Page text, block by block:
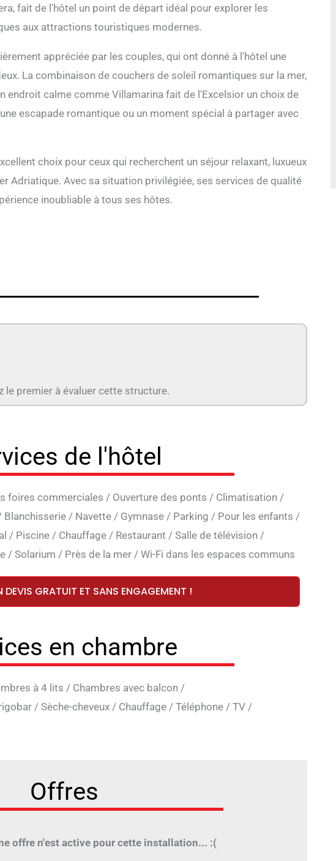
fait de l'hôtel un point de départ idéal pour explorer les
aux attractions touristiques modernes.
appréciée par les couples, qui ont donné à l'hôtel une
La combinaison de couchers de soleil romantiques sur la mer,
endroit calme comme Villamarina fait de l'Excelsior un choix de
escapade romantique ou un moment spécial à partager avec
choix pour ceux qui recherchent un séjour relaxant, luxueux
Adriatique. Avec sa situation privilégiée, ses services de qualité
inoubliable à tous ses hôtes.
le premier à évaluer cette structure.
de l'hôtel
foires commerciales / Ouverture des ponts / Climatisation /
Blanchisserie / Navette / Gymnase / Parking / Pour les enfants /
/ Piscine / Chauffage / Restaurant / Salle de télévision /
/ Solarium / Près de la mer / Wi-Fi dans les espaces communs
DEVIS GRATUIT ET SANS ENGAGEMENT !
en chambre
à 4 lits / Chambres avec balcon /
/ Sèche-cheveux / Chauffage / Téléphone / TV /
Offres
offre n'est active pour cette installation... :(